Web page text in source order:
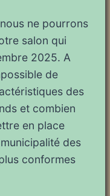
ne pourrons
salon qui
2025. A
de
des
et combien
en place
des
conformes